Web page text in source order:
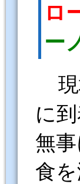
ロ
ー
に
無
食